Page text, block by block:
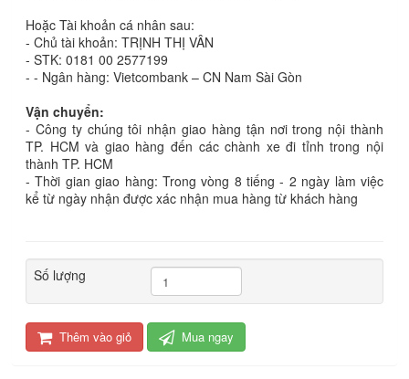
Hoặc Tài khoản cá nhân sau:
- Chủ tài khoản: TRỊNH THỊ VÂN
- STK: 0181 00 2577199
- - Ngân hàng: Vietcombank – CN Nam Sài Gòn
Vận chuyển:
- Công ty chúng tôi nhận giao hàng tận nơi trong nội thành
TP. HCM và giao hàng đến các chành xe đi tỉnh trong nội
thành TP. HCM
- Thời gian giao hàng: Trong vòng 8 tiếng - 2 ngày làm việc
kể từ ngày nhận được xác nhận mua hàng từ khách hàng
Số lượng
Thêm vào giỏ Mua ngay